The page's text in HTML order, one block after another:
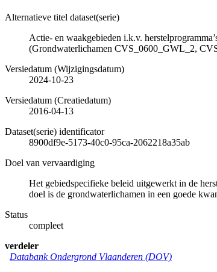
Alternatieve titel dataset(serie)
Actie- en waakgebieden i.k.v.
(Grondwaterlichamen CVS_0600_GWL_2,
Versiedatum (Wijzigingsdatum)
2024-10-23
Versiedatum (Creatiedatum)
2016-04-13
Dataset(serie) identificator
8900df9e-5173-40c0-95ca-2062218a35ab
Doel van vervaardiging
Het gebiedspecifieke beleid uitgewerkt in de
doel is de grondwaterlichamen in een goede
Status
compleet
verdeler
Databank Ondergrond Vlaanderen (DOV)